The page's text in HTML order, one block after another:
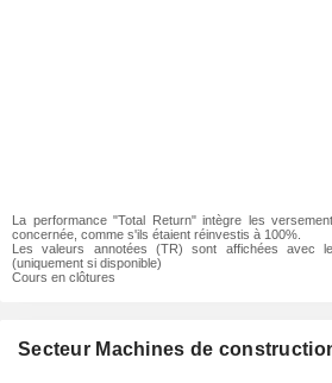
La performance "Total Return" intègre les
concernée, comme s'ils étaient réinvestis à 100%.
Les valeurs annotées (TR) sont affichées avec
(uniquement si disponible)
Cours en clôtures
Secteur Machines de